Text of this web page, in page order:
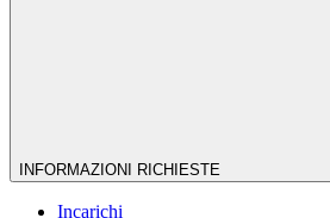
INFORMAZIONI RICHIESTE
Incarichi